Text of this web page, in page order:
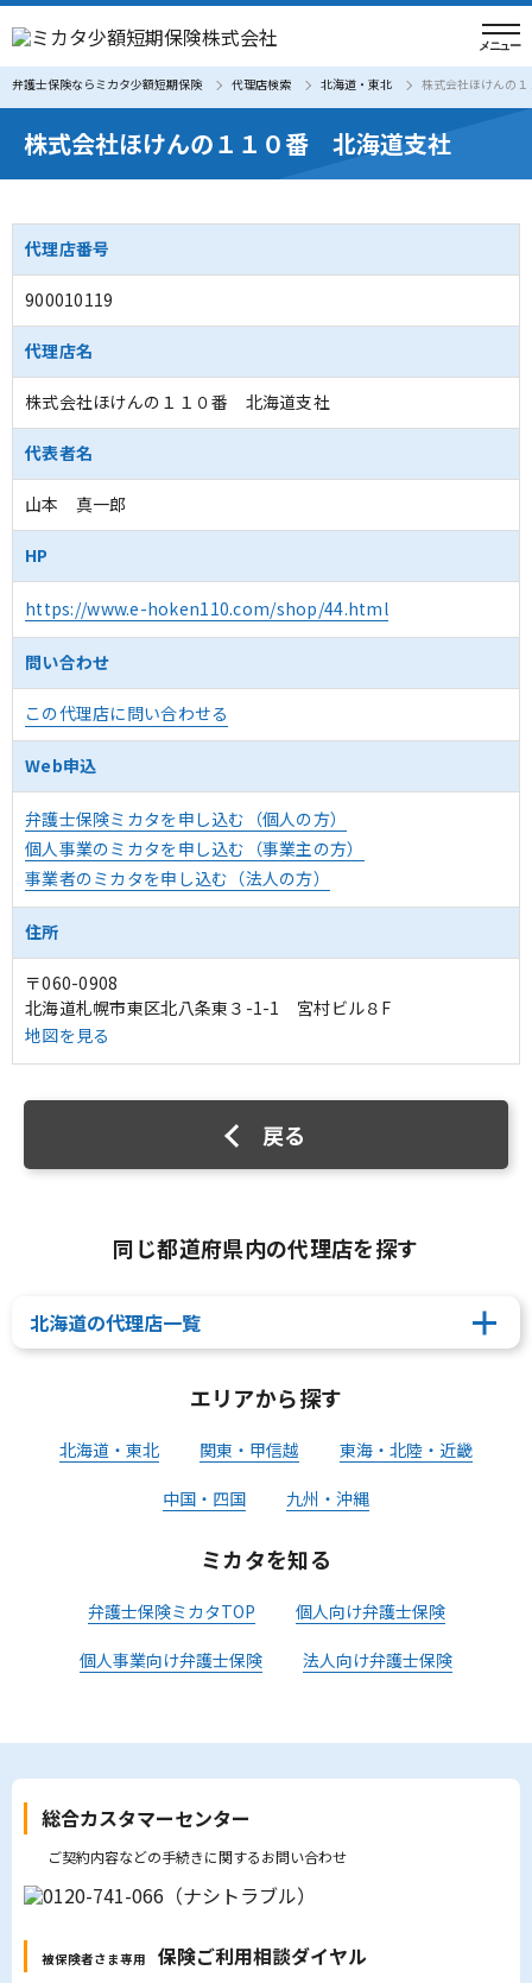
弁護士保険ならミカタ少額短期保険 代理店検索 北海道・東北 株式会社ほけんの
株式会社ほけんの１１０番 北海道支社
代理店番号
900010119
代理店名
株式会社ほけんの１１０番 北海道支社
代表者名
山本 真一郎
HP
https://www.e-hoken110.com/shop/44.html
問い合わせ
この代理店に問い合わせる
Web申込
弁護士保険ミカタを申し込む（個人の方）
個人事業のミカタを申し込む（事業主の方）
事業者のミカタを申し込む（法人の方）
住所
〒060-0908
北海道札幌市東区北八条東３-1-1 宮村ビル８F
地図を見る
戻る
同じ都道府県内の代理店を探す
北海道の代理店一覧
エリアから探す
北海道・東北 関東・甲信越 東海・北陸・近畿
中国・四国 九州・沖縄
ミカタを知る
弁護士保険ミカタTOP 個人向け弁護士保険
個人事業向け弁護士保険 法人向け弁護士保険
総合カスタマーセンター
ご契約内容などの手続きに関するお問い合わせ
被保険者さま専用 保険ご利用相談ダイヤル